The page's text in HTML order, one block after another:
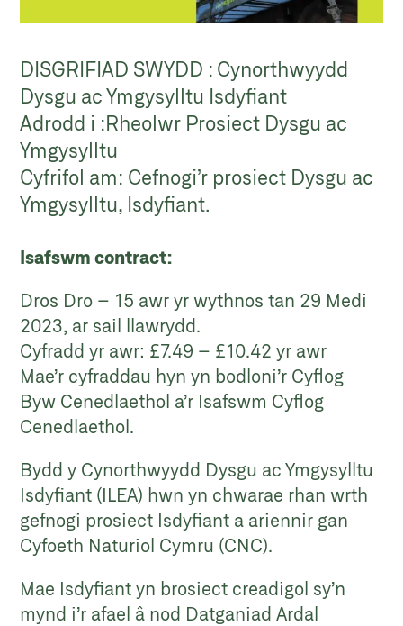
DISGRIFIAD SWYDD : Cynorthwyydd
Dysgu ac Ymgysylltu Isdyfiant
Adrodd i :Rheolwr Prosiect Dysgu ac
Ymgysylltu
Cyfrifol am: Cefnogi’r prosiect Dysgu ac
Ymgysylltu, Isdyfiant.
Isafswm contract:
Dros Dro – 15 awr yr wythnos tan 29 Medi
2023, ar sail llawrydd.
Cyfradd yr awr: £7.49 – £10.42 yr awr
Mae’r cyfraddau hyn yn bodloni’r Cyflog
Byw Cenedlaethol a’r Isafswm Cyflog
Cenedlaethol.
Bydd y Cynorthwyydd Dysgu ac Ymgysylltu
Isdyfiant (ILEA) hwn yn chwarae rhan wrth
gefnogi prosiect Isdyfiant a ariennir gan
Cyfoeth Naturiol Cymru (CNC).
Mae Isdyfiant yn brosiect creadigol sy’n
mynd i’r afael â nod Datganiad Ardal